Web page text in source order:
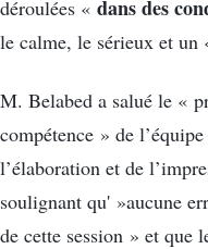
déroulées « dans des
le calme, le sérieux et
M. Belabed a salué le «
compétence » de
l’élaboration et de
soulignant qu' »aucune
de cette session » et que